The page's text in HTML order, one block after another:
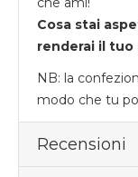
Cosa stai
renderai il tuo
NB: la
modo che tu
Recensioni